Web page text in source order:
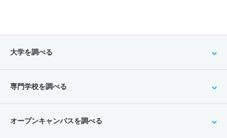
大学を調べる
専門学校を調べる
オープンキャンパスを調べる